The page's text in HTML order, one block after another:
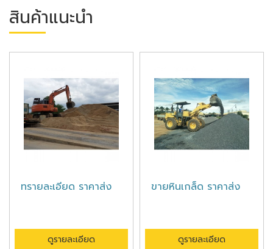
สินค้าแนะนำ
ทรายละเอียด ราคาส่ง
ดูรายละเอียด
ขายหินเกล็ด ราคาส่ง
ดูรายละเอียด